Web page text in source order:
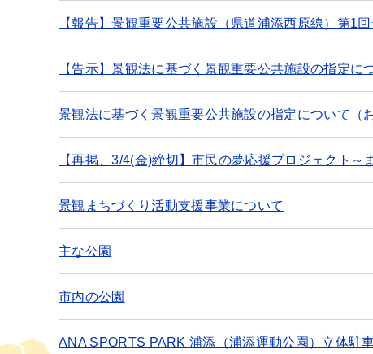
【報告】景観重要公共施設（県道浦添西原線）第1
【告示】景観法に基づく景観重要公共施設の指定に
景観法に基づく景観重要公共施設の指定について（
【再掲、3/4(金)締切】市民の夢応援プロジェクト
景観まちづくり活動支援事業について
主な公園
市内の公園
ANA SPORTS PARK 浦添（浦添運動公園）立体駐